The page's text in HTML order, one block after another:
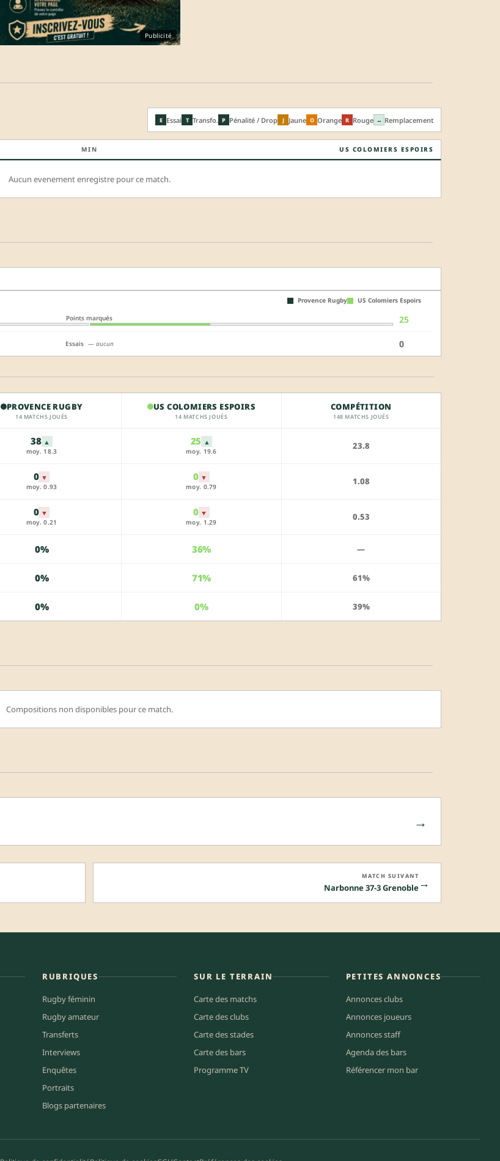
Publicité
E Essai T Transfo. P Pénalité / Drop J Jaune O Orange R Rouge ↔ Remplacement
MIN US COLOMIERS ESPOIRS
Aucun evenement enregistre pour ce match.
Provence Rugby US Colomiers Espoirs
Points marqués 25
Essais — aucun 0
PROVENCE RUGBY
14 MATCHS JOUÉS
US COLOMIERS ESPOIRS
14 MATCHS JOUÉS
COMPÉTITION
148 MATCHS JOUÉS
38 ▲
moy. 18.3
25 ▲
moy. 19.6 23.8
0 ▼
moy. 0.93
0 ▼
moy. 0.79 1.08
0 ▼
moy. 0.21
0 ▼
moy. 1.29 0.53
0% 36% —
0% 71% 61%
0% 0% 39%
Compositions non disponibles pour ce match.
→
→
MATCH SUIVANT
Narbonne 37-3 Grenoble
RUBRIQUES
Rugby féminin
Rugby amateur
Transferts
Interviews
Enquêtes
Portraits
Blogs partenaires
SUR LE TERRAIN
Carte des matchs
Carte des clubs
Carte des stades
Carte des bars
Programme TV
PETITES ANNONCES
Annonces clubs
Annonces joueurs
Annonces staff
Agenda des bars
Référencer mon bar